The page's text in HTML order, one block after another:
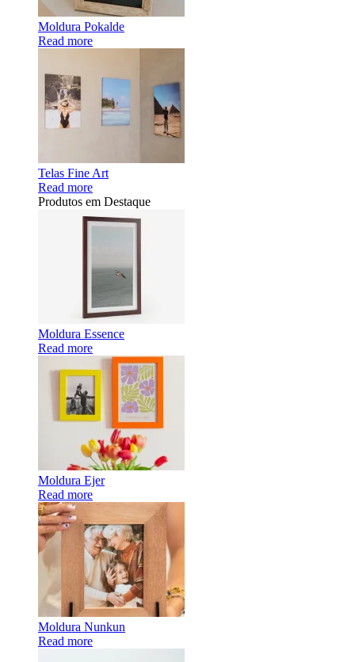
Moldura Pokalde
Read more
Telas Fine Art
Read more
Produtos em Destaque
Moldura Essence
Read more
Moldura Ejer
Read more
Moldura Nunkun
Read more